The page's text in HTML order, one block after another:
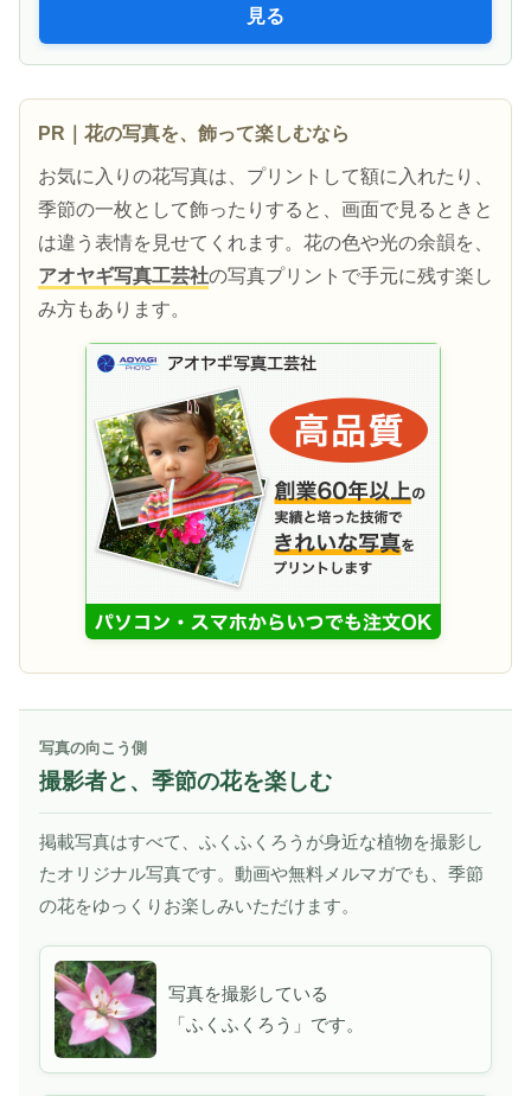
見る
PR｜花の写真を、飾って楽しむなら
お気に入りの花写真は、プリントして額に入れたり、
季節の一枚として飾ったりすると、画面で見るときと
は違う表情を見せてくれます。花の色や光の余韻を、
アオヤギ写真工芸社の写真プリントで手元に残す楽し
み方もあります。
写真の向こう側
撮影者と、季節の花を楽しむ
掲載写真はすべて、ふくふくろうが身近な植物を撮影し
たオリジナル写真です。動画や無料メルマガでも、季節
の花をゆっくりお楽しみいただけます。
写真を撮影している
「ふくふくろう」です。